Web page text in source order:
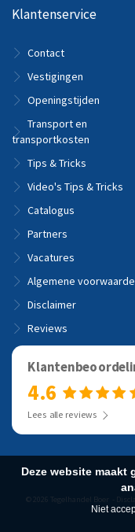
Klantenservice
Contact
Vestigingen
Openingstijden
Transport en
transportkosten
Tips & Tricks
Video's Tips & Tricks
Catalogus
Partners
Vacatures
Algemene
Disclaimer
Reviews
4.6
Lees alle reviews
© 2026 Tegelhandel Boer -
Deze website
Niet